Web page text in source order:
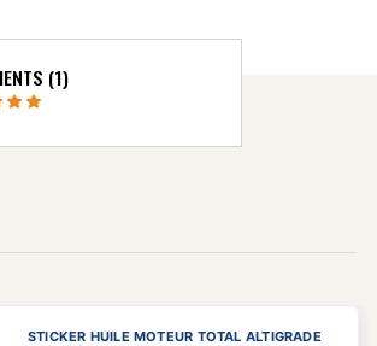
(1)
STICKER HUILE MOTEUR TOTAL ALTIGRADE